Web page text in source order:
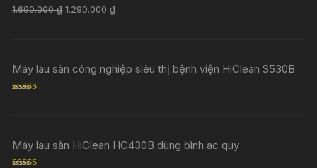
Rated 5.00
out of 5
1.690.000₫ 1.290.000₫
Máy lau sàn công nghiệp siêu thị bệnh viện HiClean S530B
Máy lau sàn HiClean HC430B dùng bình ac quy